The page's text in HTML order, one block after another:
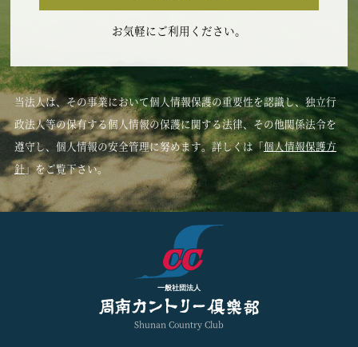
お気軽にご利用ください。
当法人は、その事業において個人情報保護の重要性を認識し、独立行
政法人等の保有する個人情報の保護に関する法律、その他関係法令を
遵守し、個人情報の安全管理に努めます。詳しくは「個人情報保護方
針」をご覧下さい。
一般社団法人
Shunan Country Club